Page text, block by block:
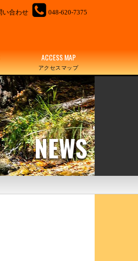
い合わせ 048-620-7375
ACCESS MAP
アクセスマップ
NEWS